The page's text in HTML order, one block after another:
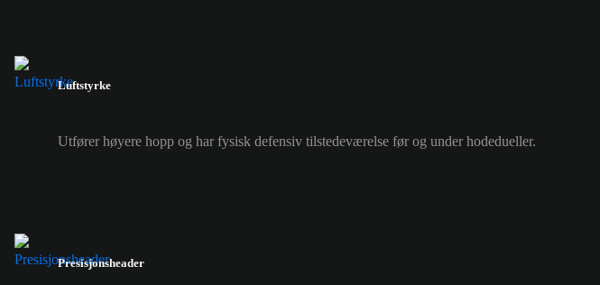
Luftstyrke
Utfører høyere hopp og har fysisk defensiv tilstedeværelse før og under hodedueller.
Presisjonsheader